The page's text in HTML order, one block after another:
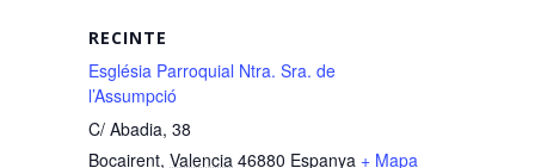
RECINTE
Església Parroquial Ntra. Sra. de
l’Assumpció
C/ Abadia, 38
Bocairent, Valencia 46880 Espanya + Mapa